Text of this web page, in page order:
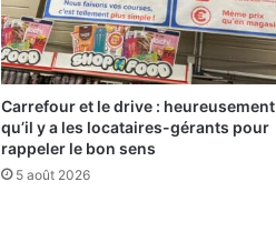
Carrefour et le drive : heureusement
qu’il y a les locataires-gérants pour
rappeler le bon sens
5 août 2026